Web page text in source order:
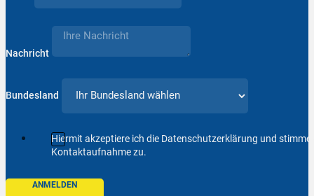
Nachricht
Bundesland
Hiermit akzeptiere ich die Datenschutzerklärung und
Kontaktaufnahme zu.
ANMELDEN